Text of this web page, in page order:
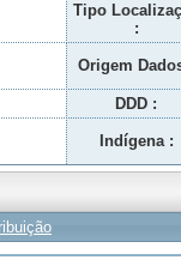
Tipo
:
Origem
DDD :
Indígena :